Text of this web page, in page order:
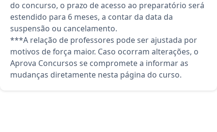
do concurso, o prazo de acesso ao preparatório será
estendido para 6 meses, a contar da data da
suspensão ou cancelamento.
***A relação de professores pode ser ajustada por
motivos de força maior. Caso ocorram alterações, o
Aprova Concursos se compromete a informar as
mudanças diretamente nesta página do curso.